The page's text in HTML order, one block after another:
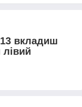
13 вкладиш
лівий